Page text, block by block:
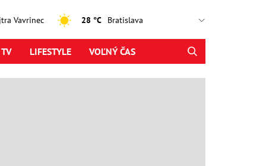
Vavrinec 28 °C
LIFESTYLE VOĽNÝ ČAS